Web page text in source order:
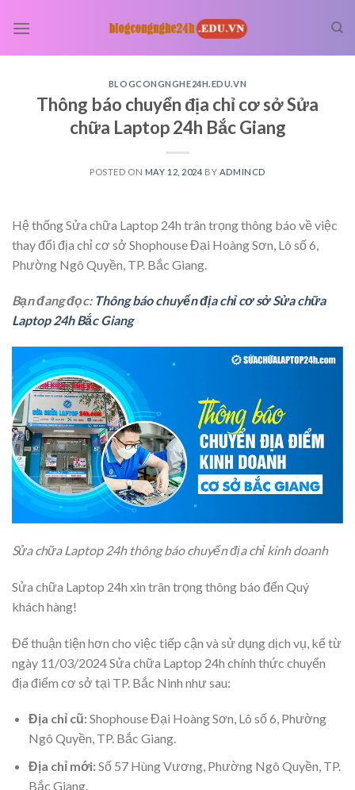
BLOGCONGNGHE24H.EDU.VN
Thông báo chuyển địa chỉ cơ sở Sửa
chữa Laptop 24h Bắc Giang
POSTED ON MAY 12, 2024 BY ADMINCD
Hệ thống Sửa chữa Laptop 24h trân trọng thông báo về việc
thay đổi địa chỉ cơ sở Shophouse Đại Hoàng Sơn, Lô số 6,
Phường Ngô Quyền, TP. Bắc Giang.
Bạn đang đọc: Thông báo chuyển địa chỉ cơ sở Sửa chữa
Laptop 24h Bắc Giang
Sửa chữa Laptop 24h thông báo chuyển địa chỉ kinh doanh
Sửa chữa Laptop 24h xin trân trọng thông báo đến Quý
khách hàng!
Để thuận tiện hơn cho việc tiếp cận và sử dụng dịch vụ, kể từ
ngày 11/03/2024 Sửa chữa Laptop 24h chính thức chuyển
địa điểm cơ sở tại TP. Bắc Ninh như sau:
Địa chỉ cũ:Shophouse Đại Hoàng Sơn, Lô số 6, Phường
Ngô Quyền, TP. Bắc Giang.
Địa chỉ mới:Số 57 Hùng Vương, Phường Ngô Quyền, TP.
Bắc Giang.